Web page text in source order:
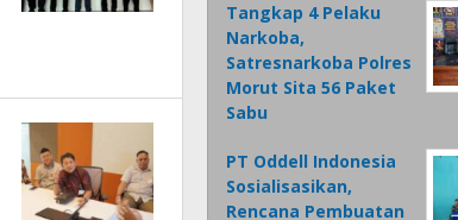
Tangkap 4 Pelaku
Narkoba,
Satresnarkoba Polres
Morut Sita 56 Paket
Sabu
PT Oddell Indonesia
Sosialisasikan,
Rencana Pembuatan